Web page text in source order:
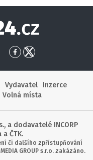
Globe24
PřejítPřejít
Vydavatel
Inzerce
Volná místa
a dodavatelé INCORP
ČTK.
či dalšího zpřístupňování
GROUP s.r.o. zakázáno.